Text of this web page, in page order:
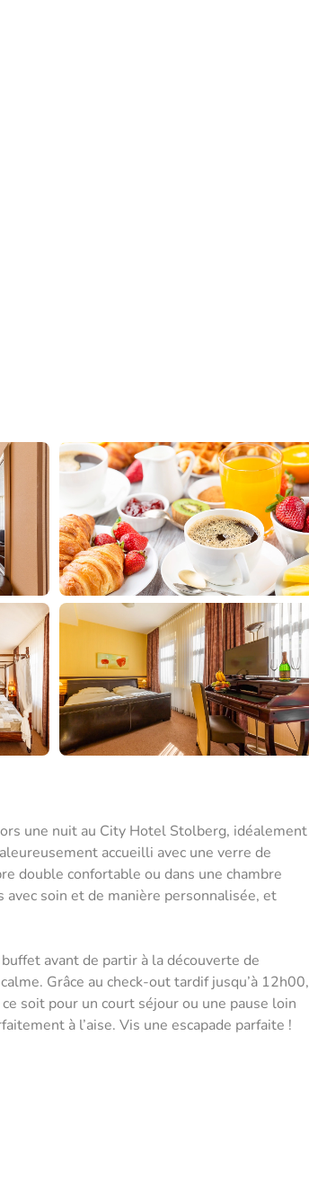
une nuit au City Hotel Stolberg, idéalement
accueilli avec une verre de
double confortable ou dans une chambre
soin et de manière personnalisée, et
avant de partir à la découverte de
Grâce au check-out tardif jusqu’à 12h00,
soit pour un court séjour ou une pause loin
à l’aise. Vis une escapade parfaite !